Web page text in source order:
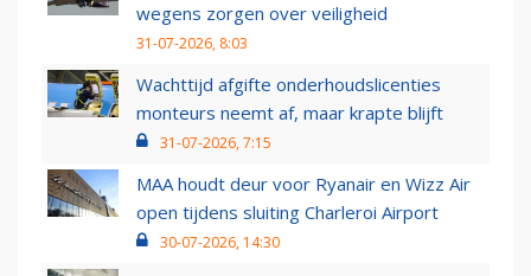
wegens zorgen over veiligheid
31-07-2026, 8:03
Wachttijd afgifte onderhoudslicenties
monteurs neemt af, maar krapte blijft
31-07-2026, 7:15
MAA houdt deur voor Ryanair en Wizz Air
open tijdens sluiting Charleroi Airport
30-07-2026, 14:30